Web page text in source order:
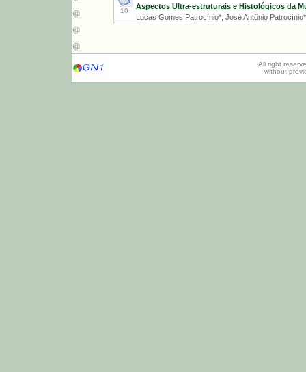
10
Aspectos Ultra-estruturais e Histológicos da
Lucas Gomes Patrocínio*, José Antônio
All right
without